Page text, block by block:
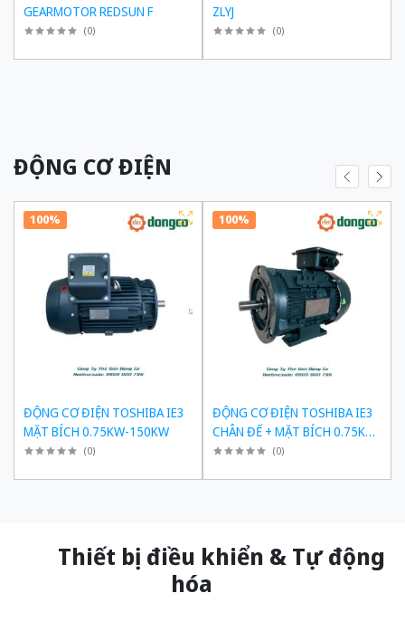
GEARMOTOR REDSUN F
(0)
ZLYJ
(0)
ĐỘNG CƠ ĐIỆN
100%
ĐỘNG CƠ ĐIỆN TOSHIBA IE3
MẶT BÍCH 0.75KW-150KW
(0)
100%
ĐỘNG CƠ ĐIỆN TOSHIBA IE3
CHÂN ĐẾ + MẶT BÍCH 0.75KW-
150KW
(0)
Thiết bị điều khiển & Tự động
hóa